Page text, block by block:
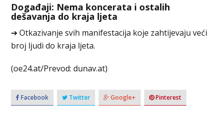
Događaji: Nema koncerata i ostalih
dešavanja do kraja ljeta
➔ Otkazivanje svih manifestacija koje zahtijevaju veći
broj ljudi do kraja ljeta.
(oe24.at/Prevod: dunav.at)
Facebook Twitter Google+ Pinterest